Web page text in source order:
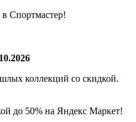
Спортмастер!
коллекций со скидкой.
до 50% на Яндекс Маркет!